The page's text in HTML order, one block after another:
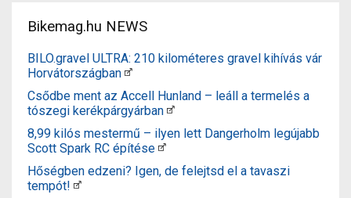
Bikemag.hu NEWS
BILO.gravel ULTRA: 210 kilométeres gravel kihívás vár
Horvátországban
Csődbe ment az Accell Hunland – leáll a termelés a
tószegi kerékpárgyárban
8,99 kilós mestermű – ilyen lett Dangerholm legújabb
Scott Spark RC építése
Hőségben edzeni? Igen, de felejtsd el a tavaszi
tempót!